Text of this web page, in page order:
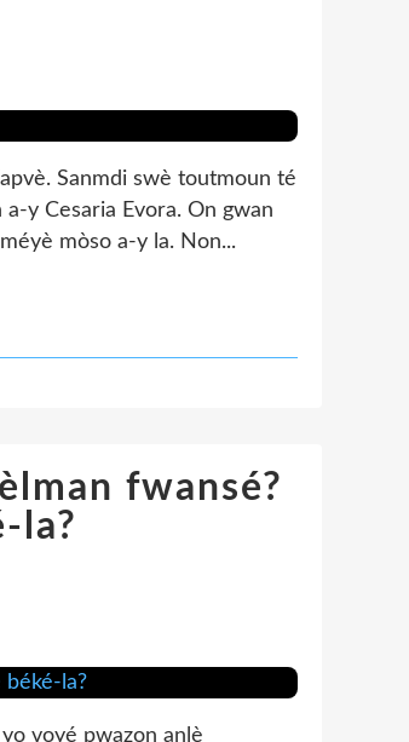
Sanmdi swè toutmoun té
y Cesaria Evora. On gwan
mòso a-y la. Non...
fwansé?
la?
voyé pwazon anlè